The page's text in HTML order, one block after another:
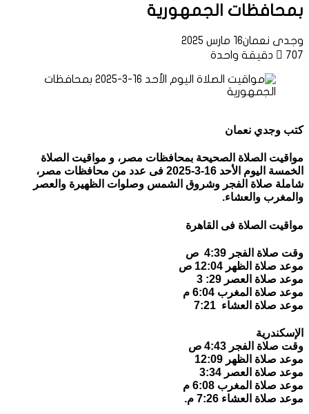
بمحافظات الجمهورية
وجدى نعمان16 مارس 2025
707
دقيقة واحدة
كتب وجدي نعمان
مواقيت الصلاة الصحيحة بمحافظات مصر، و مواقيت الصلاة
الخمسة اليوم الأحد 16-3-2025 فى عدد من محافظات مصر،
شاملة صلاة الفجر وشروق الشمس وصلوات الظهيرة والعصر
والمغرب والعشاء.
مواقيت الصلاة فى القاهرة
وقت صلاة الفجر 4:39 ص
موعد صلاة الظهر 12:04 ص
موعد صلاة العصر 29: 3
موعد صلاة المغرب 6:04 م
موعد صلاة العشاء 7:21
الإسكندرية
وقت صلاة الفجر 4:43 ص
موعد صلاة الظهر 12:09
موعد صلاة العصر 3:34
موعد صلاة المغرب 6:08 م
موعد صلاة العشاء 7:26 م.